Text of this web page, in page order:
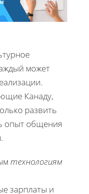
может
Канаду,
развить
опыт общения
технологиям
зарплаты и